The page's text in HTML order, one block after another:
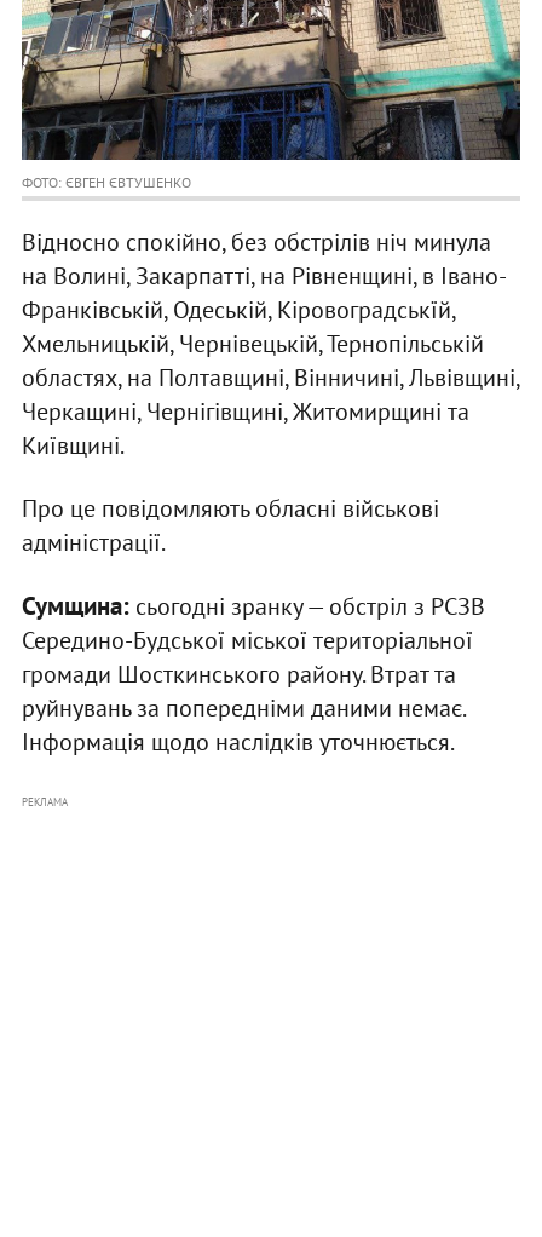
ФОТО: ЄВГЕН ЄВТУШЕНКО
Відносно спокійно, без обстрілів ніч минула
на Волині, Закарпатті, на Рівненщині, в Івано-
Франківській, Одеській, Кіровоградськїй,
Хмельницькій, Чернівецькій, Тернопільській
областях, на Полтавщині, Вінничині, Львівщині,
Черкащині, Чернігівщині, Житомирщині та
Київщині.
Про це повідомляють обласні військові
адміністрації.
Сумщина:сьогодні зранку — обстріл з РСЗВ
Середино-Будської міської територіальної
громади Шосткинського району. Втрат та
руйнувань за попередніми даними немає.
Інформація щодо наслідків уточнюється.
РЕКЛАМА